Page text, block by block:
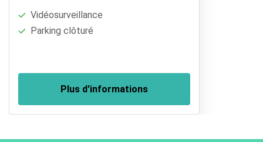
Vidéosurveillance
Parking clôturé
Plus d'informations